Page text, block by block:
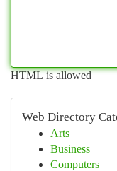
HTML is allowed
Web Directory
Arts
Business
Computers